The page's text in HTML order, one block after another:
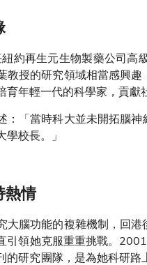
約再生元生物製藥公司高
教授的研究領域相當感興
育年輕一代的科學家，貢獻
：「當時科大並未開拓腦
校長。」
熱情
大腦功能的複雜機制，回
引領她克服重重挑戰。
的研究團隊，是為她科研